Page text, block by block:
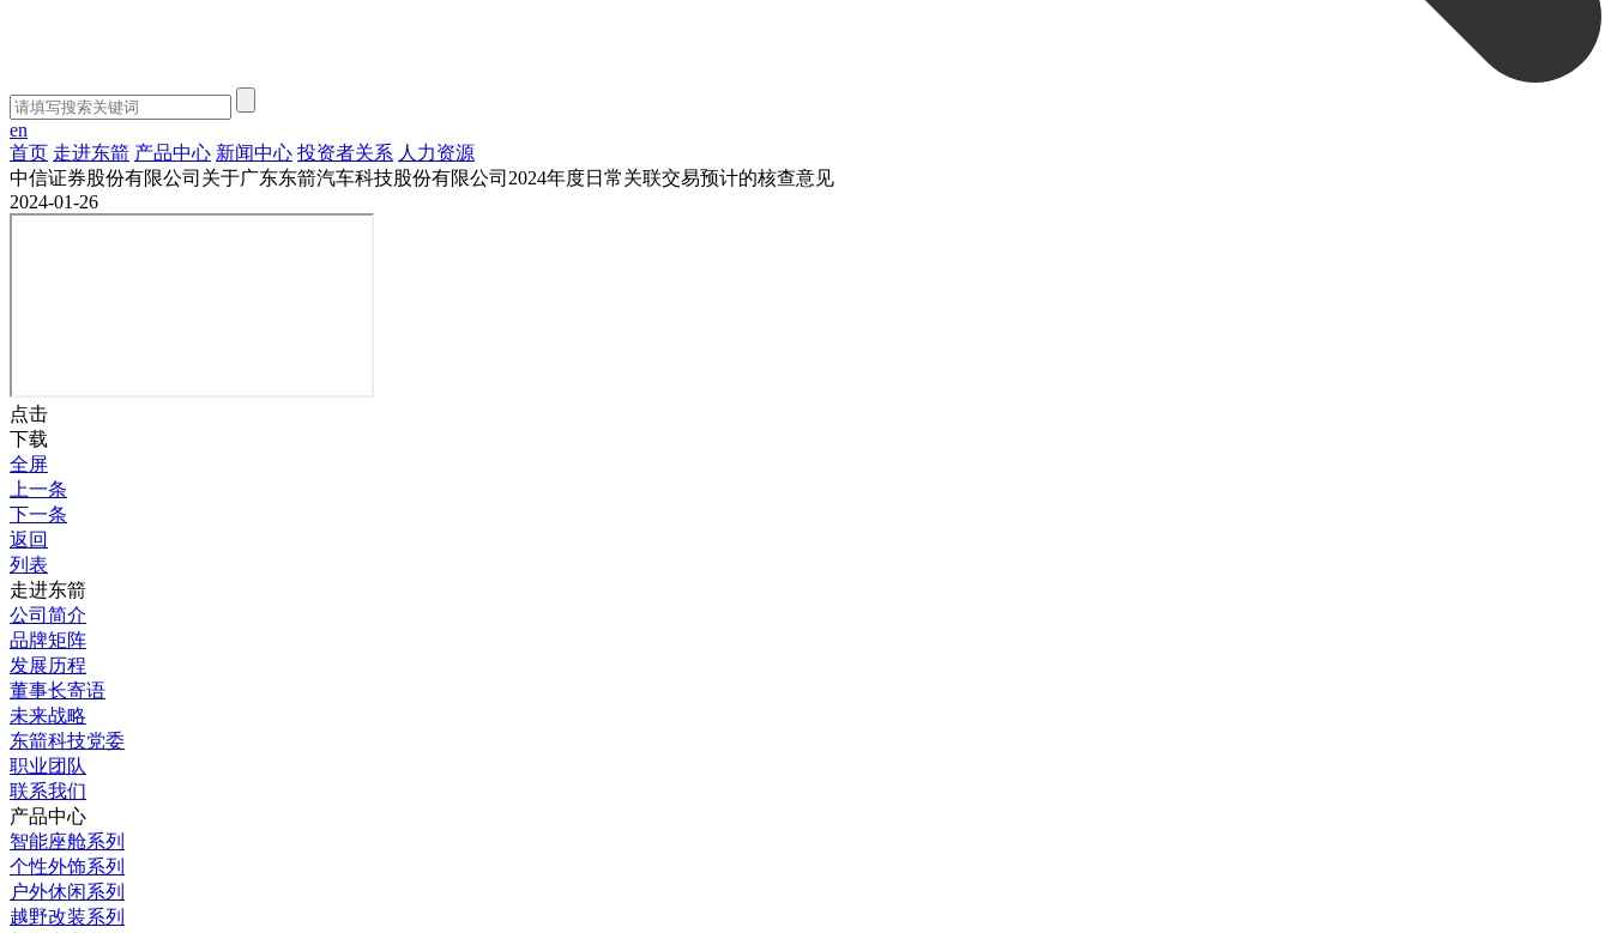
en
首页 走进东箭 产品中心 新闻中心 投资者关系 人力资源
中信证券股份有限公司关于广东东箭汽车科技股份有限公司2024年度日常关联交易预计的核查意见
2024-01-26
点击
下载
全屏
上一条
下一条
返回
列表
走进东箭
公司简介
品牌矩阵
发展历程
董事长寄语
未来战略
东箭科技党委
职业团队
联系我们
产品中心
智能座舱系列
个性外饰系列
户外休闲系列
越野改装系列